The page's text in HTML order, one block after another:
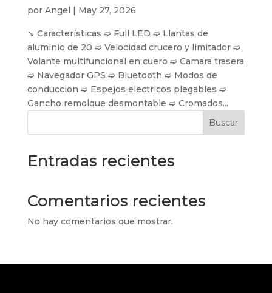
por Angel | May 27, 2026
↘︎ Características ➫ Full LED ➫ Llantas de
aluminio de 20 ➫ Velocidad crucero y limitador ➫
Volante multifuncional en cuero ➫ Camara trasera
➫ Navegador GPS ➫ Bluetooth ➫ Modos de
conduccion ➫ Espejos electricos plegables ➫
Gancho remolque desmontable ➫ Cromados...
Buscar
Entradas recientes
Comentarios recientes
No hay comentarios que mostrar.